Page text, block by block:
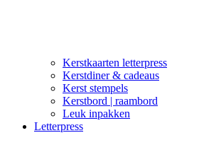
Kerstkaarten letterpress
Kerstdiner & cadeaus
Kerst stempels
Kerstbord | raambord
Leuk inpakken
Letterpress